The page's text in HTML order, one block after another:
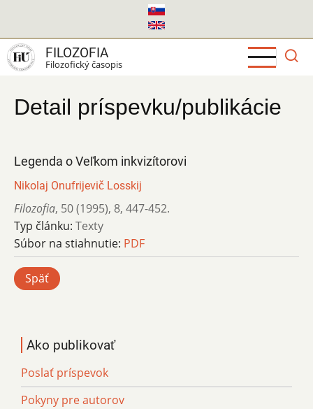
hlavný
obsah
FILOZOFIA
Filozofický časopis
Detail príspevku/publikácie
Legenda o Veľkom inkvizítorovi
Nikolaj Onufrijevič Losskij
Filozofia, 50 (1995), 8, 447-452.
Typ článku: Texty
Súbor na stiahnutie: PDF
Späť
Ako publikovať
Poslať príspevok
Pokyny pre autorov